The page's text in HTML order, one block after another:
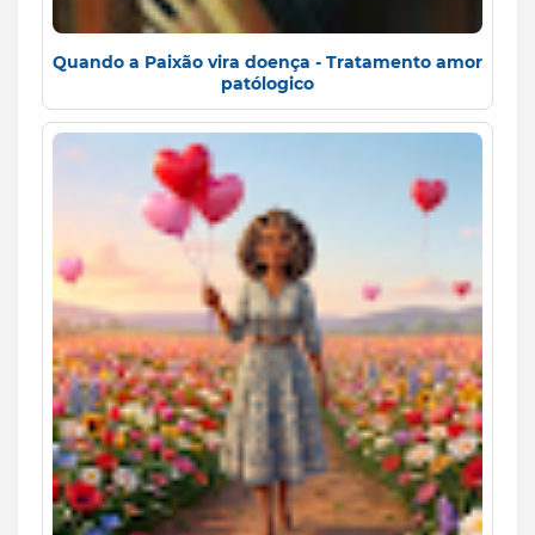
Quando a Paixão vira doença - Tratamento amor
patólogico